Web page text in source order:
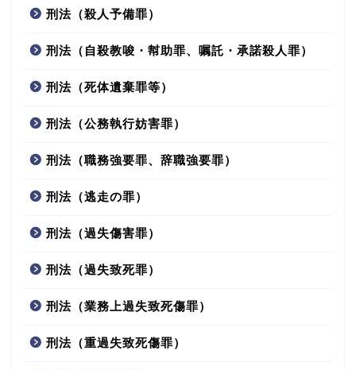
刑法（殺人予備罪）
刑法（自殺教唆・幇助罪、嘱託・承諾殺人罪）
刑法（死体遺棄罪等）
刑法（公務執行妨害罪）
刑法（職務強要罪、辞職強要罪）
刑法（逃走の罪）
刑法（過失傷害罪）
刑法（過失致死罪）
刑法（業務上過失致死傷罪）
刑法（重過失致死傷罪）